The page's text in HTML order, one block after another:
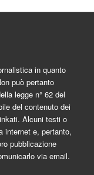
in quanto
può pertanto
legge n° 62 del
del contenuto dei
Alcuni testi o
internet e, pertanto,
pubblicazione
via email.